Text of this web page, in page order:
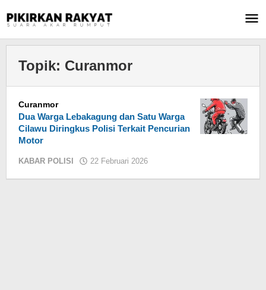
ke
Topik: Curanmor
Curanmor
Dua Warga Lebakagung dan Satu Warga
Cilawu Diringkus Polisi Terkait Pencurian
Motor
KABAR POLISI 22 Februari 2026